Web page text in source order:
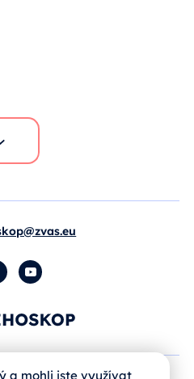
FacebookYouTube
a mohli jste využívat